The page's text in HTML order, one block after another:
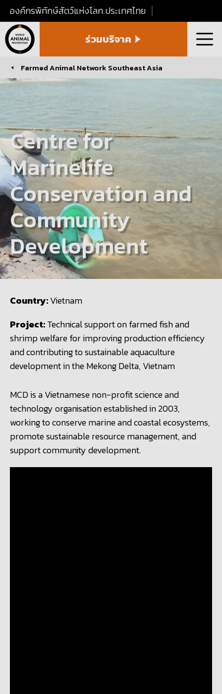
องค์กรพิทักษ์สัตว์แห่งโลก ประเทศไทย
Animal
Protection
Thailand
ร่วมบริจาค เมนู
You are here:
Farmed Animal Network Southeast Asia
Centre for
Marinelife
Conservation and
Community
Development
Country:Vietnam
Project:Technical support on farmed fish and
shrimp welfare for improving production efficiency
and contributing to sustainable aquaculture
development in the Mekong Delta, Vietnam
MCD is a Vietnamese non-profit science and
technology organisation established in 2003,
working to conserve marine and coastal ecosystems,
promote sustainable resource management, and
support community development.